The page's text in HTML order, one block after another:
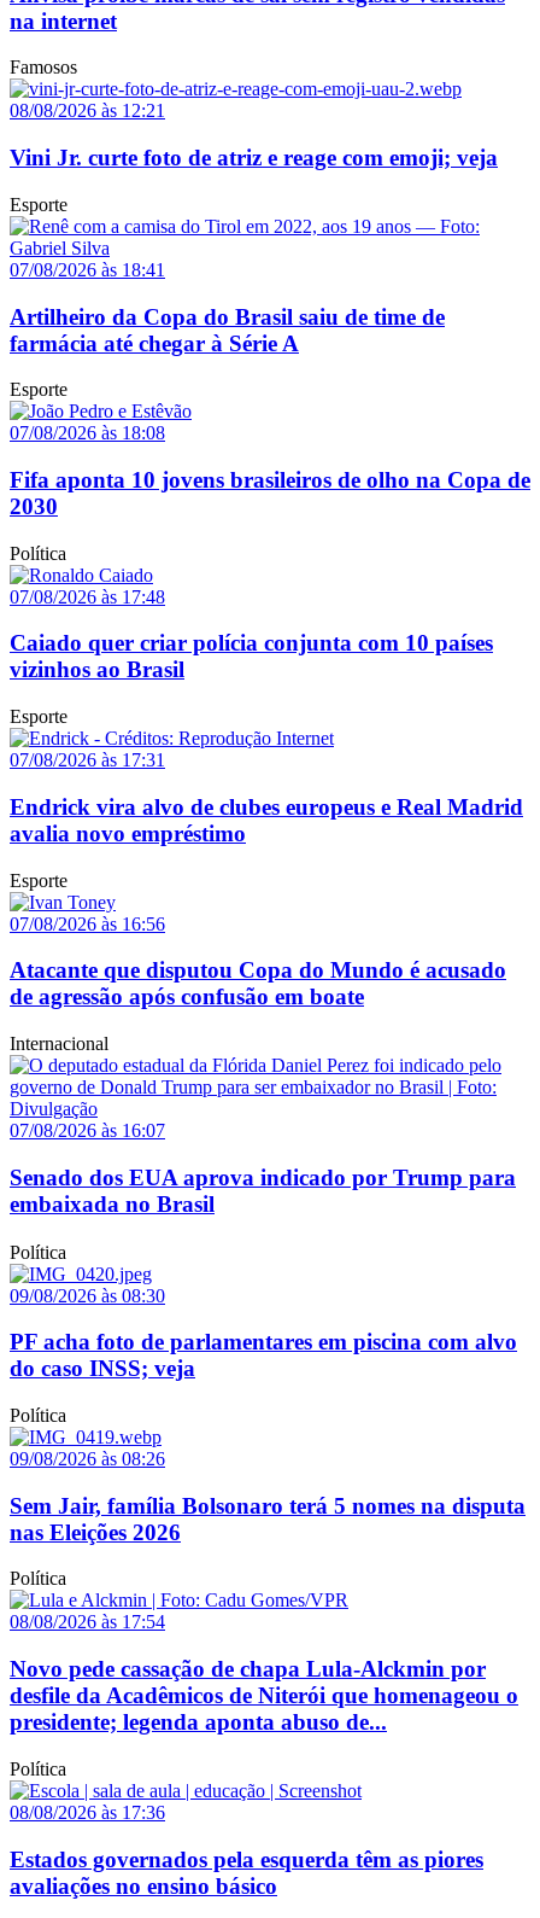
na internet
Famosos
08/08/2026 às 12:21
Vini Jr. curte foto de atriz e reage com emoji; veja
Esporte
07/08/2026 às 18:41
Artilheiro da Copa do Brasil saiu de time de
farmácia até chegar à Série A
Esporte
07/08/2026 às 18:08
Fifa aponta 10 jovens brasileiros de olho na Copa de
2030
Política
07/08/2026 às 17:48
Caiado quer criar polícia conjunta com 10 países
vizinhos ao Brasil
Esporte
07/08/2026 às 17:31
Endrick vira alvo de clubes europeus e Real Madrid
avalia novo empréstimo
Esporte
07/08/2026 às 16:56
Atacante que disputou Copa do Mundo é acusado
de agressão após confusão em boate
Internacional
07/08/2026 às 16:07
Senado dos EUA aprova indicado por Trump para
embaixada no Brasil
Política
09/08/2026 às 08:30
PF acha foto de parlamentares em piscina com alvo
do caso INSS; veja
Política
09/08/2026 às 08:26
Sem Jair, família Bolsonaro terá 5 nomes na disputa
nas Eleições 2026
Política
08/08/2026 às 17:54
Novo pede cassação de chapa Lula-Alckmin por
desfile da Acadêmicos de Niterói que homenageou o
presidente; legenda aponta abuso de...
Política
08/08/2026 às 17:36
Estados governados pela esquerda têm as piores
avaliações no ensino básico